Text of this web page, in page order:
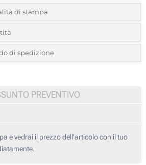
di stampa
stampa e il colore del vostro logo:
di spedizione
PREVENTIVO
e vedrai il prezzo dell'articolo con il tuo